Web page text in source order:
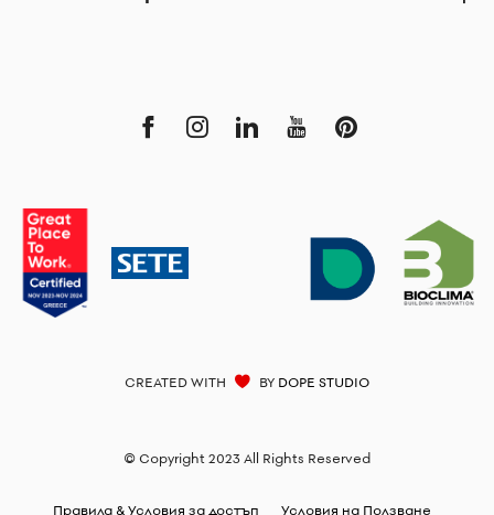
CREATED WITH BY DOPE STUDIO
© Copyright 2023 All Rights Reserved
Правила & Условия за достъп Условия на Ползване